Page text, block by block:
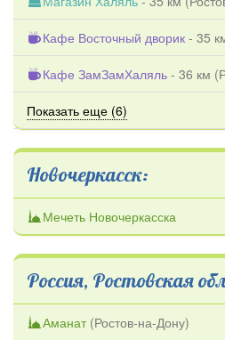
Кафе Восточный дворик - 35
Кафе ЗамЗамХаляль - 36 км (
Показать еще (6)
Новочеркасск:
Мечеть Новочеркасска
Россия, Ростовская
Аманат (Ростов-на-Дону)